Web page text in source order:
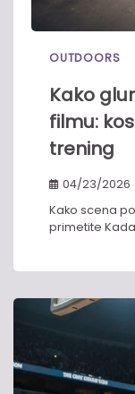
OUTDOORS
Kako
filmu:
trening
04/23/2026
Kako scena
primetite